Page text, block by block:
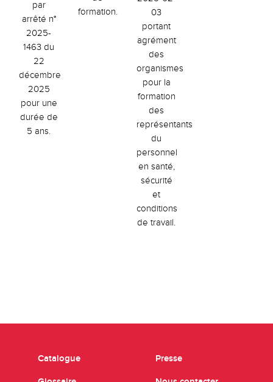
par
arrêté n°
2025-
1463 du
22
décembre
2025
pour une
durée de
5 ans.
formation.
03
portant
agrément
des
organismes
pour la
formation
des
représentants
du
personnel
en santé,
sécurité
et
conditions
de travail.
Catalogue Presse